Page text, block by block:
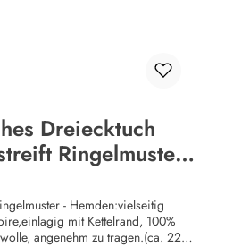
Dreiecktuch
Ringelmuster
- Hemden:vielseitig
mit Kettelrand, 100%
angenehm zu tragen.(ca. 225